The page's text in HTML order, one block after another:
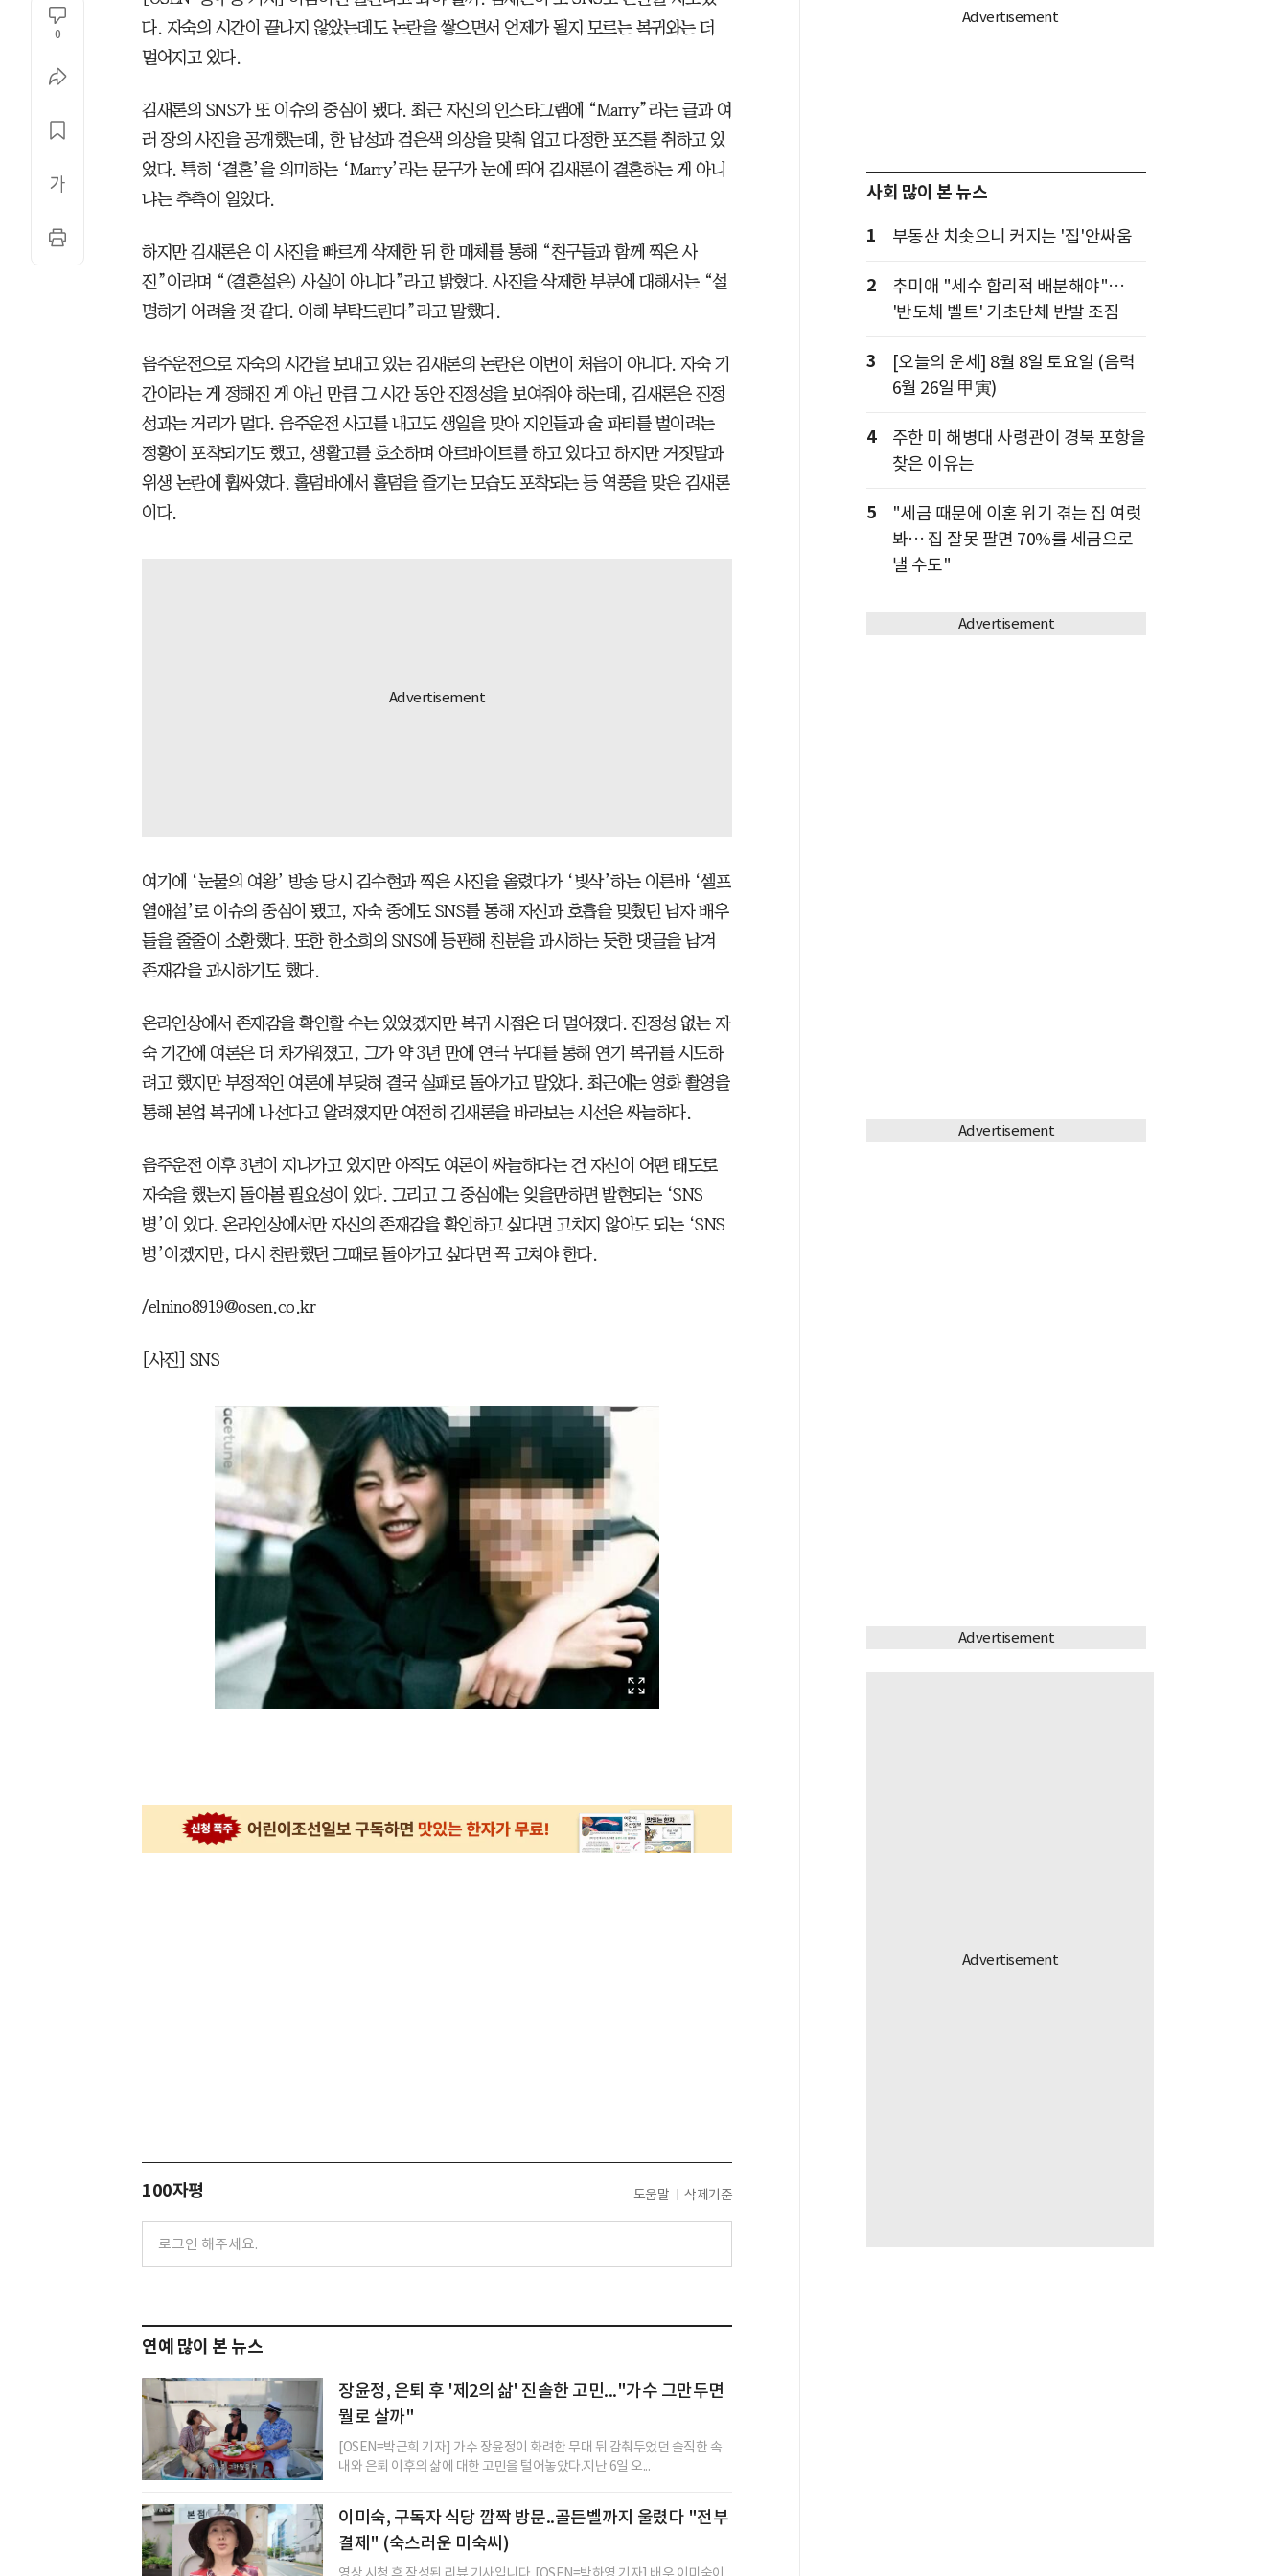
0
다. 자숙의 시간이 끝나지 않았는데도 논란을 쌓으면서 언제가 될지 모르는 복귀와는 더
멀어지고 있다.
김새론의 SNS가 또 이슈의 중심이 됐다. 최근 자신의 인스타그램에 “Marry”라는 글과 여
러 장의 사진을 공개했는데, 한 남성과 검은색 의상을 맞춰 입고 다정한 포즈를 취하고 있
었다. 특히 ‘결혼’을 의미하는 ‘Marry’라는 문구가 눈에 띄어 김새론이 결혼하는 게 아니
냐는 추측이 일었다.
하지만 김새론은 이 사진을 빠르게 삭제한 뒤 한 매체를 통해 “친구들과 함께 찍은 사
진”이라며 “(결혼설은) 사실이 아니다”라고 밝혔다. 사진을 삭제한 부분에 대해서는 “설
명하기 어려울 것 같다. 이해 부탁드린다”라고 말했다.
음주운전으로 자숙의 시간을 보내고 있는 김새론의 논란은 이번이 처음이 아니다. 자숙 기
간이라는 게 정해진 게 아닌 만큼 그 시간 동안 진정성을 보여줘야 하는데, 김새론은 진정
성과는 거리가 멀다. 음주운전 사고를 내고도 생일을 맞아 지인들과 술 파티를 벌이려는
정황이 포착되기도 했고, 생활고를 호소하며 아르바이트를 하고 있다고 하지만 거짓말과
위생 논란에 휩싸였다. 홀덤바에서 홀덤을 즐기는 모습도 포착되는 등 역풍을 맞은 김새론
이다.
여기에 ‘눈물의 여왕’ 방송 당시 김수현과 찍은 사진을 올렸다가 ‘빛삭’하는 이른바 ‘셀프
열애설’로 이슈의 중심이 됐고, 자숙 중에도 SNS를 통해 자신과 호흡을 맞췄던 남자 배우
들을 줄줄이 소환했다. 또한 한소희의 SNS에 등판해 친분을 과시하는 듯한 댓글을 남겨
존재감을 과시하기도 했다.
온라인상에서 존재감을 확인할 수는 있었겠지만 복귀 시점은 더 멀어졌다. 진정성 없는 자
숙 기간에 여론은 더 차가워졌고, 그가 약 3년 만에 연극 무대를 통해 연기 복귀를 시도하
려고 했지만 부정적인 여론에 부딪혀 결국 실패로 돌아가고 말았다. 최근에는 영화 촬영을
통해 본업 복귀에 나선다고 알려졌지만 여전히 김새론을 바라보는 시선은 싸늘하다.
음주운전 이후 3년이 지나가고 있지만 아직도 여론이 싸늘하다는 건 자신이 어떤 태도로
자숙을 했는지 돌아볼 필요성이 있다. 그리고 그 중심에는 잊을만하면 발현되는 ‘SNS
병’이 있다. 온라인상에서만 자신의 존재감을 확인하고 싶다면 고치지 않아도 되는 ‘SNS
병’이겠지만, 다시 찬란했던 그때로 돌아가고 싶다면 꼭 고쳐야 한다.
/elnino8919@osen.co.kr
[사진] SNS
100자평 도움말 삭제기준
연예 많이 본 뉴스
장윤정, 은퇴 후 '제2의 삶' 진솔한 고민..."가수 그만두면
뭘로 살까"
[OSEN=박근희 기자] 가수 장윤정이 화려한 무대 뒤 감춰두었던 솔직한 속
내와 은퇴 이후의 삶에 대한 고민을 털어놓았다.지난 6일 오...
이미숙, 구독자 식당 깜짝 방문..골든벨까지 울렸다 "전부
결제" (숙스러운 미숙씨)
사회 많이 본 뉴스
1
부동산 치솟으니 커지는 '집'안싸움
2
추미애 "세수 합리적 배분해야"…
'반도체 벨트' 기초단체 반발 조짐
3
[오늘의 운세] 8월 8일 토요일 (음력
6월 26일 甲寅)
4
주한 미 해병대 사령관이 경북 포항을
찾은 이유는
5
"세금 때문에 이혼 위기 겪는 집 여럿
봐… 집 잘못 팔면 70%를 세금으로
낼 수도"